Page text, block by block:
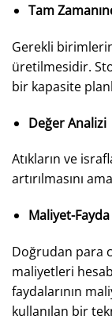
Tam
Gerekli
üretilmesidir.
bir kapasite
Değer Analizi
Atıkların ve
artırılmasını
Maliyet-
Doğrudan para
maliyetleri
faydalarının
kullanılan bir